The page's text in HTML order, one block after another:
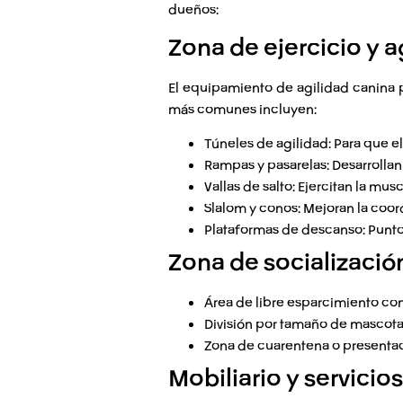
dueños:
Zona de ejercicio y
El equipamiento de agilidad canina
más comunes incluyen:
Túneles de agilidad:Para que
Rampas y pasarelas:
Vallas de salto:Ejercitan la
Slalom y conos:Mejoran la
Plataformas de descanso:
Zona de
Área de libre esparcimiento
División por tamaño de
Zona de cuarentena o
Mobiliario y servicios